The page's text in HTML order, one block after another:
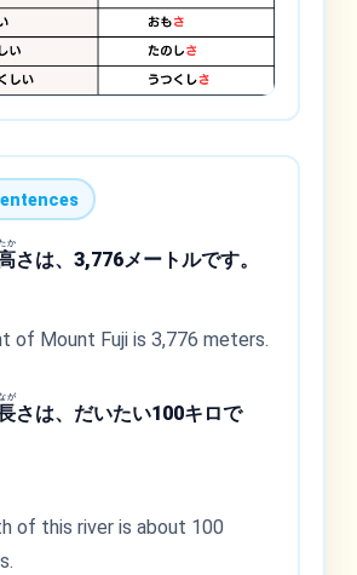
か
さは、3,776メートルです。
of Mount Fuji is 3,776 meters.
が
さは、だいたい100キロで
of this river is about 100